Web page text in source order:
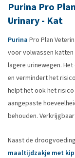
Purina Pro
Urinary - Kat
Purina Pro Plan
voor volwassen katten
lagere urinewegen.
en vermindert het
helpt het ook het
aangepaste
behouden.
Naast de
maaltijdzakje met kip